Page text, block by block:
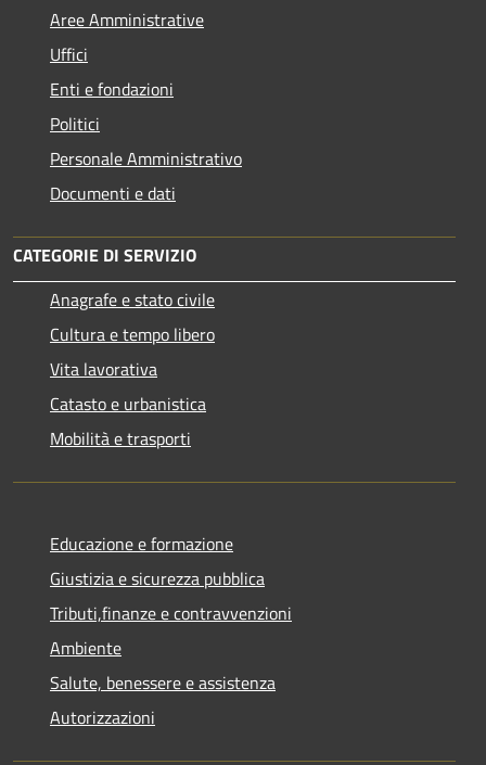
Aree Amministrative
Uffici
Enti e fondazioni
Politici
Personale Amministrativo
Documenti e dati
CATEGORIE DI SERVIZIO
Anagrafe e stato civile
Cultura e tempo libero
Vita lavorativa
Catasto e urbanistica
Mobilità e trasporti
Educazione e formazione
Giustizia e sicurezza pubblica
Tributi,finanze e contravvenzioni
Ambiente
Salute, benessere e assistenza
Autorizzazioni